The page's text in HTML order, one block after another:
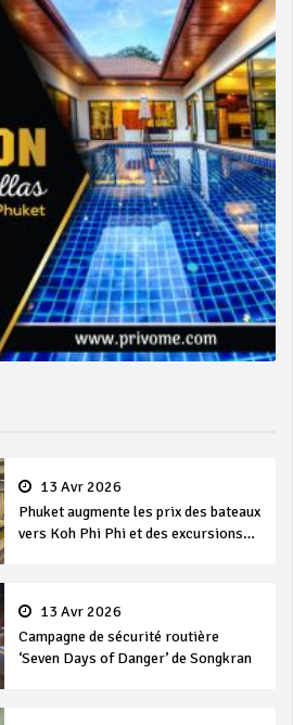
13 Avr 2026
Phuket augmente les prix des bateaux
vers Koh Phi Phi et des excursions
13 Avr 2026
Campagne de sécurité routière
‘Seven Days of Danger’ de Songkran